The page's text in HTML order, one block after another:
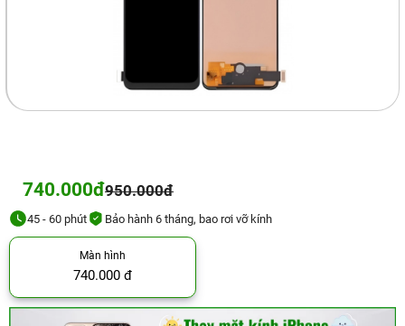
740.000đ950.000đ
45 - 60 phút Bảo hành 6 tháng, bao rơi vỡ kính
Màn hình
740.000 đ